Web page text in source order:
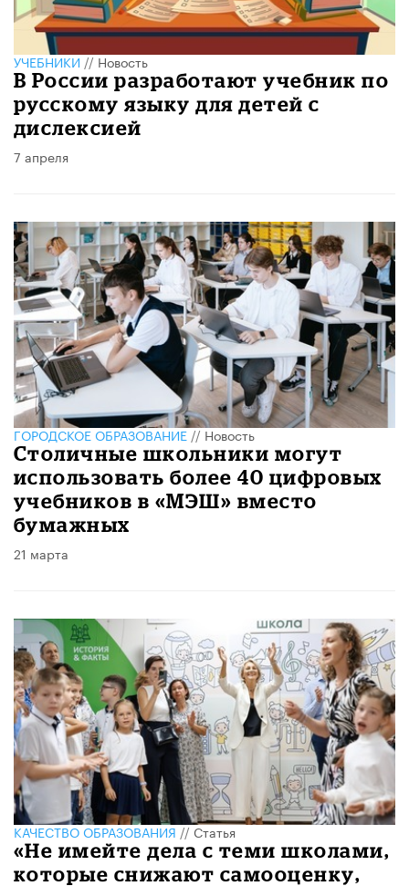
УЧЕБНИКИ//Новость
В России разработают учебник по
русскому языку для детей с
дислексией
7 апреля
ГОРОДСКОЕ ОБРАЗОВАНИЕ//Новость
Столичные школьники могут
использовать более 40 цифровых
учебников в «МЭШ» вместо
бумажных
21 марта
КАЧЕСТВО ОБРАЗОВАНИЯ//Статья
«Не имейте дела с теми школами,
которые снижают самооценку,